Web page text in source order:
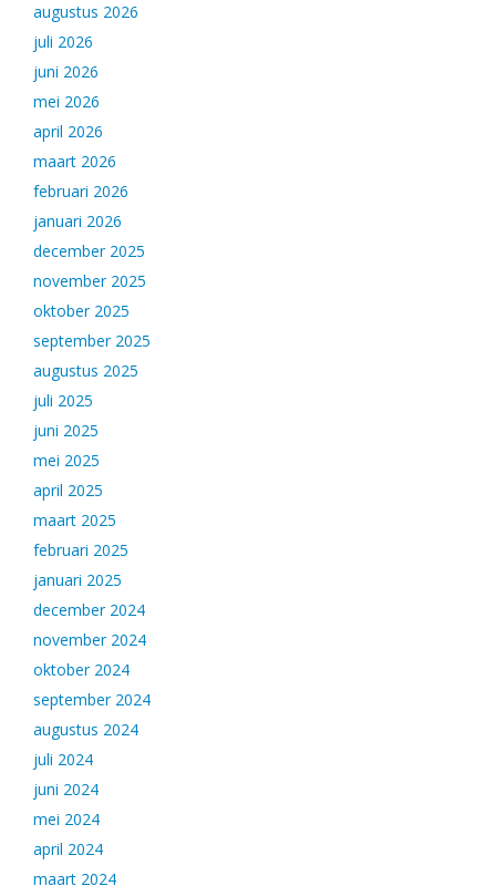
augustus 2026
juli 2026
juni 2026
mei 2026
april 2026
maart 2026
februari 2026
januari 2026
december 2025
november 2025
oktober 2025
september 2025
augustus 2025
juli 2025
juni 2025
mei 2025
april 2025
maart 2025
februari 2025
januari 2025
december 2024
november 2024
oktober 2024
september 2024
augustus 2024
juli 2024
juni 2024
mei 2024
april 2024
maart 2024